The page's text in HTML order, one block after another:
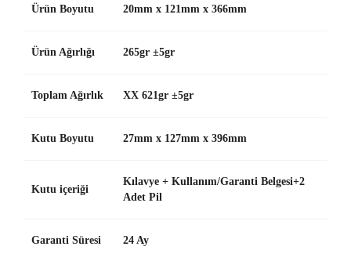
Ürün Boyutu 20mm x 121mm x 366mm
Ürün Ağırlığı 265gr ±5gr
Toplam Ağırlık XX 621gr ±5gr
Kutu Boyutu 27mm x 127mm x 396mm
Kutu içeriği
Kılavye + Kullanım/Garanti Belgesi+2
Adet Pil
Garanti Süresi 24 Ay